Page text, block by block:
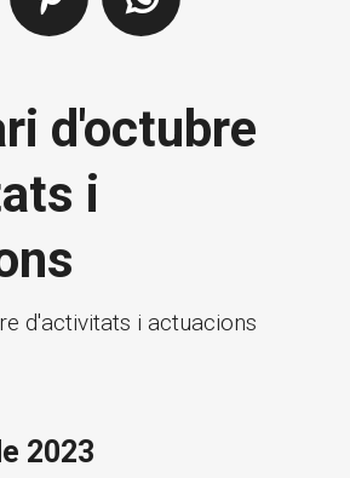
d'octubre
i
d'activitats i actuacions
2023